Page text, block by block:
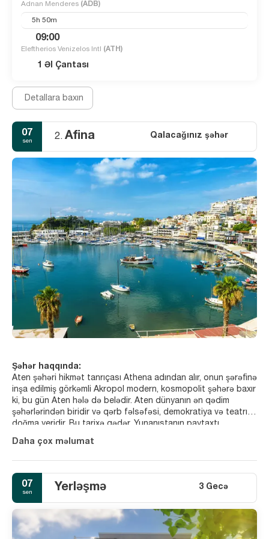
Adnan Menderes (ADB)
5h 50m
09:00
Eleftherios Venizelos Intl (ATH)
1 Əl Çantası
Detallara baxın
07
sen 2. Afina Qalacağınız şəhər
Şəhər haqqında:
Aten şəhəri hikmət tanrıçası Athena adından alır, onun şərəfinə
inşa edilmiş görkəmli Akropol modern, kosmopolit şəhərə baxır
ki, bu gün Aten hələ də belədir. Aten dünyanın ən qədim
şəhərlərindən biridir və qərb fəlsəfəsi, demokratiya və teatrın
doğma yeridir. Bu tarixə qədər, Yunanıstanın paytaxtı
ikonik klassik saytları və qədim Yunanıstan artefaktları ilə dolu
Avtomobillər tarixi mərkəzdən qadağan edilmişdir, bu da
Avropada ən çox diqqət çəkən piyada gəzinti yerinə çevrilib.
Bu arxeoloji Parkda ziyarətçilər bu qədim metropolun
ziddiyyətli təbiətini gözələcək, Yeni Akropol Muzeyini ziyarət
edə bilərlər, bu da yüngül və havadar sərgi məkanları olan hitek
Daha çox məlumat
07
sen Yerləşmə 3 Gecə